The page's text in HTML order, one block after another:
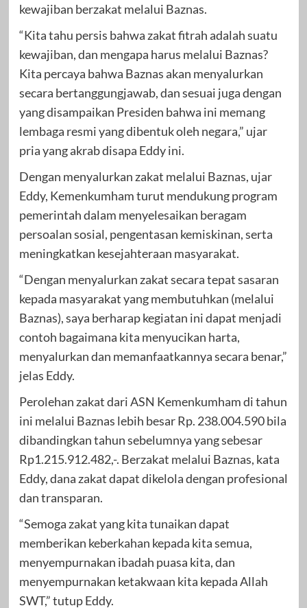
kewajiban berzakat melalui Baznas.
“Kita tahu persis bahwa zakat fitrah adalah suatu
kewajiban, dan mengapa harus melalui Baznas?
Kita percaya bahwa Baznas akan menyalurkan
secara bertanggungjawab, dan sesuai juga dengan
yang disampaikan Presiden bahwa ini memang
lembaga resmi yang dibentuk oleh negara,” ujar
pria yang akrab disapa Eddy ini.
Dengan menyalurkan zakat melalui Baznas, ujar
Eddy, Kemenkumham turut mendukung program
pemerintah dalam menyelesaikan beragam
persoalan sosial, pengentasan kemiskinan, serta
meningkatkan kesejahteraan masyarakat.
“Dengan menyalurkan zakat secara tepat sasaran
kepada masyarakat yang membutuhkan (melalui
Baznas), saya berharap kegiatan ini dapat menjadi
contoh bagaimana kita menyucikan harta,
menyalurkan dan memanfaatkannya secara benar,”
jelas Eddy.
Perolehan zakat dari ASN Kemenkumham di tahun
ini melalui Baznas lebih besar Rp. 238.004.590 bila
dibandingkan tahun sebelumnya yang sebesar
Rp1.215.912.482,-. Berzakat melalui Baznas, kata
Eddy, dana zakat dapat dikelola dengan profesional
dan transparan.
“Semoga zakat yang kita tunaikan dapat
memberikan keberkahan kepada kita semua,
menyempurnakan ibadah puasa kita, dan
menyempurnakan ketakwaan kita kepada Allah
SWT,” tutup Eddy.